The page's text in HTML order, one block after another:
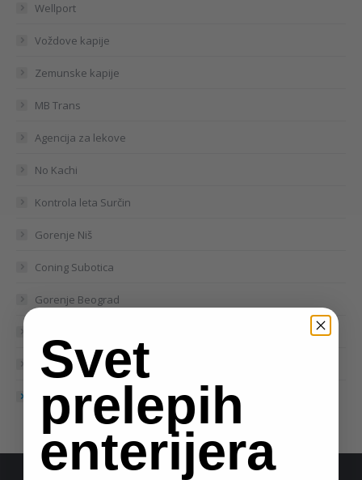
Wellport
Voždove kapije
Zemunske kapije
MB Trans
Agencija za lekove
No Kachi
Kontrola leta Surčin
Gorenje Niš
Coning Subotica
Gorenje Beograd
Porsche
Coning Beograd
Svet
prelepih
enterijera